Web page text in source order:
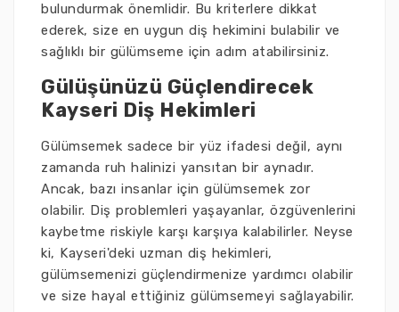
bulundurmak önemlidir. Bu kriterlere dikkat
ederek, size en uygun diş hekimini bulabilir ve
sağlıklı bir gülümseme için adım atabilirsiniz.
Gülüşünüzü Güçlendirecek
Kayseri Diş Hekimleri
Gülümsemek sadece bir yüz ifadesi değil, aynı
zamanda ruh halinizi yansıtan bir aynadır.
Ancak, bazı insanlar için gülümsemek zor
olabilir. Diş problemleri yaşayanlar, özgüvenlerini
kaybetme riskiyle karşı karşıya kalabilirler. Neyse
ki, Kayseri'deki uzman diş hekimleri,
gülümsemenizi güçlendirmenize yardımcı olabilir
ve size hayal ettiğiniz gülümsemeyi sağlayabilir.